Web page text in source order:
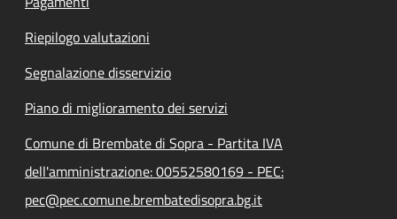
Riepilogo valutazioni
Segnalazione disservizio
Piano di miglioramento dei servizi
Comune di Brembate di Sopra - Partita IVA
dell'amministrazione: 00552580169 - PEC:
pec@pec.comune.brembatedisopra.bg.it